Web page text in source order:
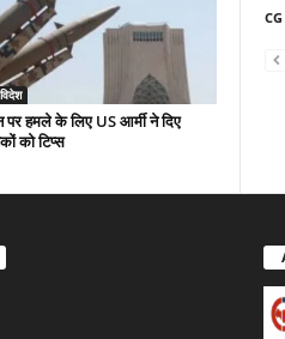
पर हमले के लिए US आर्मी ने दिए
को टिप्स